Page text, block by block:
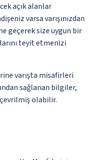
açık alanlar
varsa varışınızdan
geçerek size uygun bir
teyit etmenizi
varışta misafirleri
sağlanan bilgiler,
olabilir.